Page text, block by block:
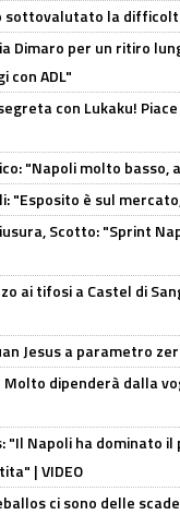
sottovalutato la
Dimaro per un ritiro
con ADL"
con Lukaku!
"Napoli molto basso,
"Esposito è sul
Scotto: "Sprint
ai tifosi a Castel di
Jesus a parametro
Molto dipenderà dalla
"Il Napoli ha dominato
| VIDEO
ci sono delle